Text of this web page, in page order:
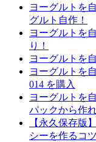
ヨーグルトを
グルト自作！
ヨーグルトを
り！
ヨーグルトを
ヨーグルトを
014 を購入
ヨーグルトを
パックから作れ
【永久保存版
シーを作るコツ